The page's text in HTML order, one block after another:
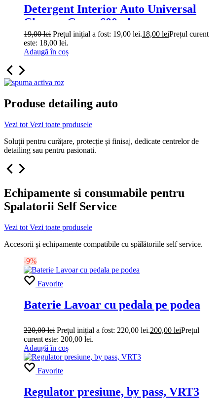
Detergent Interior Auto Universal
Cleaner Grass 600ml
19,00lei Prețul inițial a fost: 19,00 lei.18,00 leiPrețul curent
este: 18,00 lei.
Adaugă în coș
Produse detailing auto
Vezi tot Vezi toate produsele
Soluții pentru curățare, protecție și finisaj, dedicate centrelor de
detailing sau pentru pasionati.
Echipamente si consumabile pentru
Spalatorii Self Service
Vezi tot Vezi toate produsele
Accesorii și echipamente compatibile cu spălătoriile self service.
-9%
Favorite
Baterie Lavoar cu pedala pe podea
220,00lei Prețul inițial a fost: 220,00 lei.200,00 leiPrețul
curent este: 200,00 lei.
Adaugă în coș
Favorite
Regulator presiune, by pass, VRT3